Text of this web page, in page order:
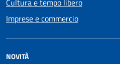
Cultura e tempo libero
Imprese e commercio
NOVITÀ